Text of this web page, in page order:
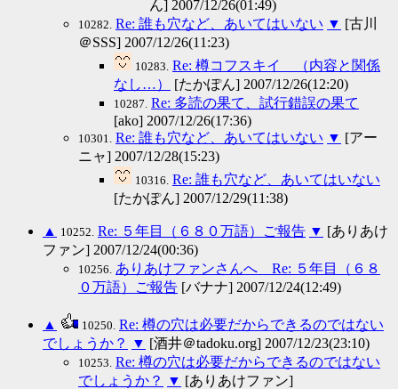
ん] 2007/12/26(01:49)
10282. Re: 誰も穴など、あいてはいない ▼ [古川
＠SSS] 2007/12/26(11:23)
10283. Re: 樽コフスキイ （内容と関係
なし…）
[たかぽん] 2007/12/26(12:20)
10287. Re: 多読の果て、試行錯誤の果て
[ako] 2007/12/26(17:36)
10301. Re: 誰も穴など、あいてはいない ▼ [アー
ニャ] 2007/12/28(15:23)
10316. Re: 誰も穴など、あいてはいない
[たかぽん] 2007/12/29(11:38)
▲ 10252. Re: ５年目（６８０万語）ご報告 ▼ [ありあけ
ファン] 2007/12/24(00:36)
10256. ありあけファンさんへ Re: ５年目（６８
０万語）ご報告 [バナナ] 2007/12/24(12:49)
▲ 10250. Re: 樽の穴は必要だからできるのではない
でしょうか？
▼ [酒井＠tadoku.org] 2007/12/23(23:10)
10253. Re: 樽の穴は必要だからできるのではない
でしょうか？
▼ [ありあけファン]